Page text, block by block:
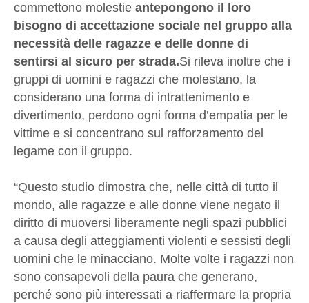
commettono molestie antepongono il loro
bisogno di accettazione sociale nel gruppo alla
necessità delle ragazze e delle donne di
sentirsi al sicuro per strada.Si rileva inoltre che i
gruppi di uomini e ragazzi che molestano, la
considerano una forma di intrattenimento e
divertimento, perdono ogni forma d’empatia per le
vittime e si concentrano sul rafforzamento del
legame con il gruppo.
“Questo studio dimostra che, nelle città di tutto il
mondo, alle ragazze e alle donne viene negato il
diritto di muoversi liberamente negli spazi pubblici
a causa degli atteggiamenti violenti e sessisti degli
uomini che le minacciano. Molte volte i ragazzi non
sono consapevoli della paura che generano,
perché sono più interessati a riaffermare la propria